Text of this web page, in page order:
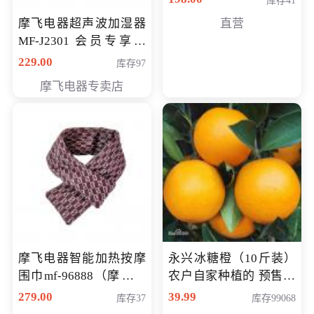
摩飞电器超声波加湿器
MF-J2301 会员专享价
168元
229.00 库存97
摩飞电器专卖店
直营
摩飞电器智能加热按摩
围巾mf-96888（摩飞电
器智能加热按摩围脖mf-
279.00 库存37
永兴冰糖橙（10斤装）
农户自家种植的 预售10
万斤 会员包邮专享价
39.99 库存99068